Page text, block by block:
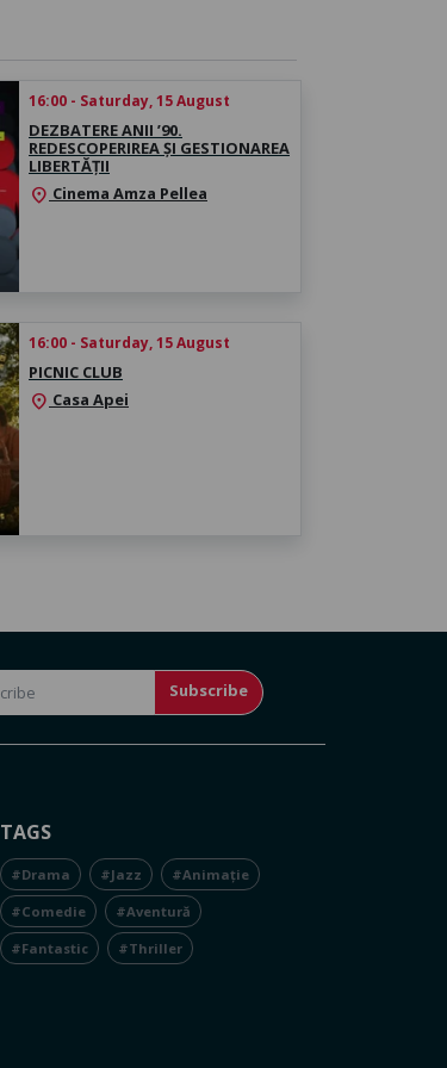
16:00 - Saturday, 15 August
DEZBATERE ANII ’90.
REDESCOPERIREA ȘI GESTIONAREA
LIBERTĂȚII
location_on Cinema Amza Pellea
16:00 - Saturday, 15 August
PICNIC CLUB
location_on Casa Apei
Subscribe
TAGS
#Drama #Jazz #Animație
#Comedie #Aventură
#Fantastic #Thriller